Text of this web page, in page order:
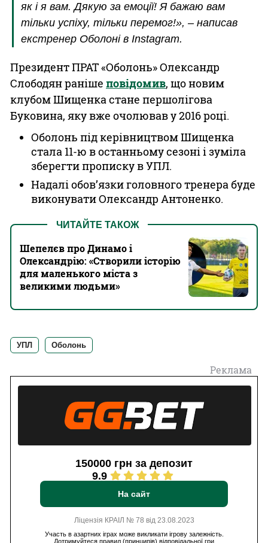
як і я вам. Дякую за емоції! Я бажаю вам
тільки успіху, тільки перемог!», – написав
екстренер Оболоні в Instagram.
Президент ПРАТ «Оболонь» Олександр
Слободян раніше повідомив, що новим
клубом Шищенка стане першолігова
Буковина, яку вже очолював у 2016 році.
Оболонь під керівництвом Шищенка
стала 11-ю в останньому сезоні і зуміла
зберегти прописку в УПЛ.
Надалі обов’язки головного тренера буде
виконувати Олександр Антоненко.
ЧИТАЙТЕ ТАКОЖ
Шепелєв про Динамо і
Олександрію: «Створили історію
для маленького міста з
великими людьми»
УПЛ Оболонь
Реклама
150000 грн за депозит
9.9
На сайт
Ліцензія КРАІЛ № 78 від 23.08.2023
Участь в азартних іграх може викликати ігрову залежність.
Дотримуйтеся правил (принципів) відповідальної гри